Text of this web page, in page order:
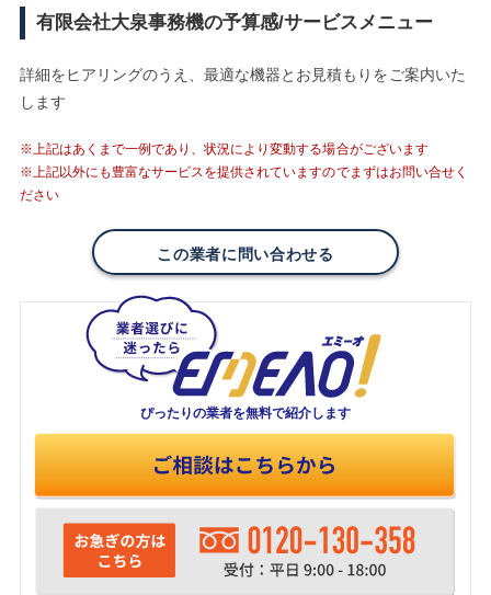
有限会社大泉事務機の予算感/サービスメニュー
詳細をヒアリングのうえ、最適な機器とお見積もりをご案内いた
します
※上記はあくまで一例であり、状況により変動する場合がございます
※上記以外にも豊富なサービスを提供されていますのでまずはお問い合せく
ださい
この業者に問い合わせる
ぴったりの業者を無料で紹介します